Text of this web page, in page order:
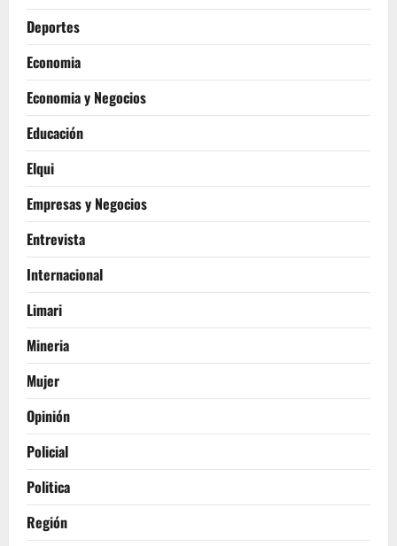
Deportes
Economia
Economia y Negocios
Educación
Elqui
Empresas y Negocios
Entrevista
Internacional
Limari
Mineria
Mujer
Opinión
Policial
Politica
Región